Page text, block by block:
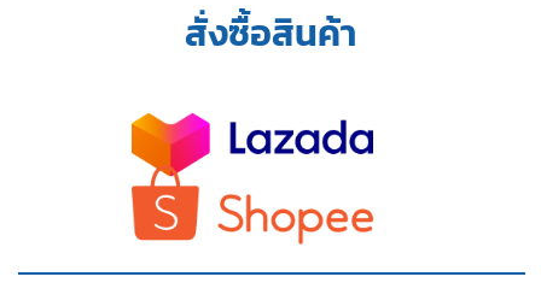
สั่งซื้อสินค้า